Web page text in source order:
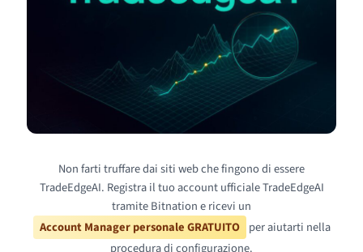
Non farti truffare dai siti web che fingono di essere
TradeEdgeAI. Registra il tuo account ufficiale TradeEdgeAI
tramite Bitnation e ricevi un
Account Manager personale GRATUITO per aiutarti nella
procedura di configurazione.